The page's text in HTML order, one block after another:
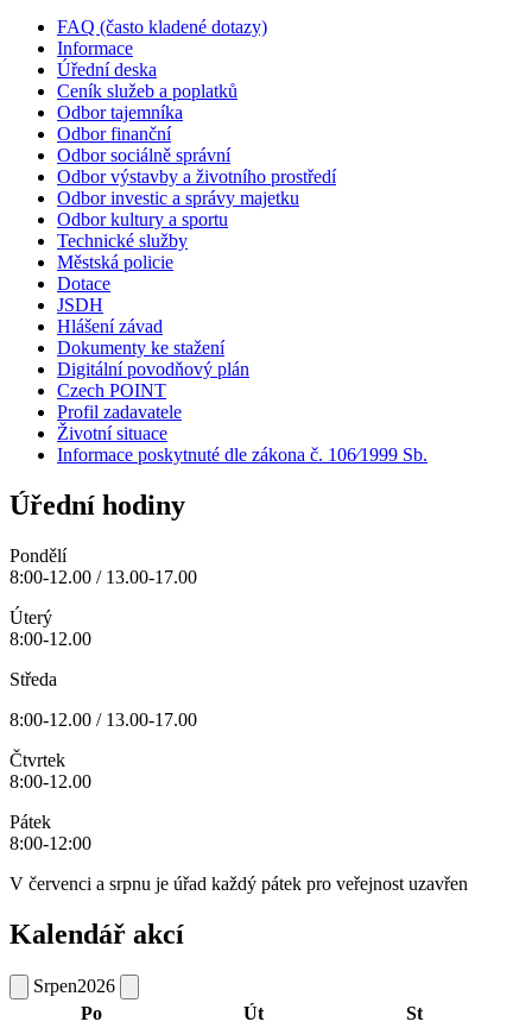
FAQ (často kladené dotazy)
Informace
Úřední deska
Ceník služeb a poplatků
Odbor tajemníka
Odbor finanční
Odbor sociálně správní
Odbor výstavby a životního prostředí
Odbor investic a správy majetku
Odbor kultury a sportu
Technické služby
Městská policie
Dotace
JSDH
Hlášení závad
Dokumenty ke stažení
Digitální povodňový plán
Czech POINT
Profil zadavatele
Životní situace
Informace poskytnuté dle zákona č. 106⁄1999 Sb.
Úřední hodiny
Pondělí
8:00-12.00 / 13.00-17.00
Úterý
8:00-12.00
Středa
8:00-12.00 / 13.00-17.00
Čtvrtek
8:00-12.00
Pátek
8:00-12:00
V červenci a srpnu je úřad každý pátek pro veřejnost uzavřen
Kalendář akcí
Srpen2026
Po
Út
St